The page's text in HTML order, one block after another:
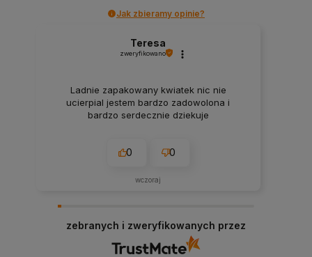
Jak zbieramy opinie?
Teresa
zweryfikowano
Ladnie zapakowany kwiatek nic nie
ucierpial jestem bardzo zadowolona i
bardzo serdecznie dziekuje
0 0
wczoraj
zebranych i zweryfikowanych przez